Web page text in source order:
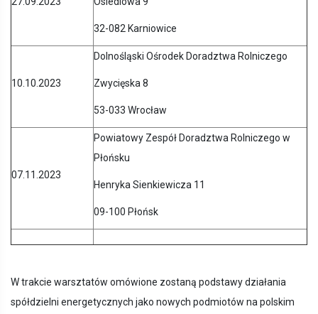
32-082 Karniowice
10.10.2023
Dolnośląski Ośrodek Doradztwa Rolniczego
Zwycięska 8
53-033 Wrocław
07.11.2023
Powiatowy Zespół Doradztwa Rolniczego w
Płońsku
Henryka Sienkiewicza 11
09-100 Płońsk
W trakcie warsztatów omówione zostaną podstawy działania
spółdzielni energetycznych jako nowych podmiotów na polskim